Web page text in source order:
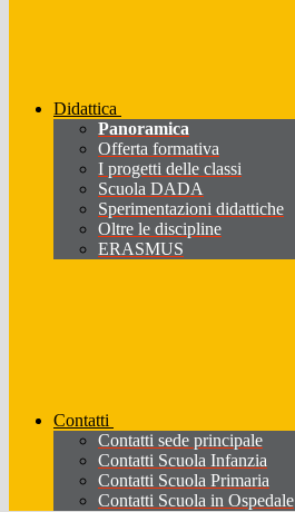
Didattica
Panoramica
Offerta formativa
I progetti delle classi
Scuola DADA
Sperimentazioni didattiche
Oltre le discipline
ERASMUS
Contatti
Contatti sede principale
Contatti Scuola Infanzia
Contatti Scuola Primaria
Contatti Scuola in Ospedale